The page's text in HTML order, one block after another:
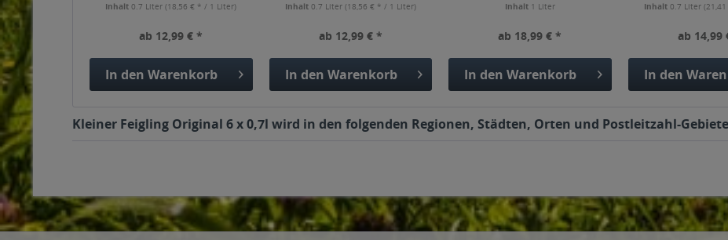
Inhalt0.7 Liter(18,56 € * / 1 Liter)
ab 12,99 € *
In den Warenkorb
Inhalt 0.7 Liter (18,56 € * / 1 Liter)
ab 12,99 € *
In den Warenkorb
Inhalt 1 Liter
ab 18,99 € *
In den Warenkorb
Inhalt0.7 Liter
ab 14,99
In den
Kleiner Feigling Original 6 x 0,7l wird in den folgenden Regionen, Städten, Orten und Postleitzahl-